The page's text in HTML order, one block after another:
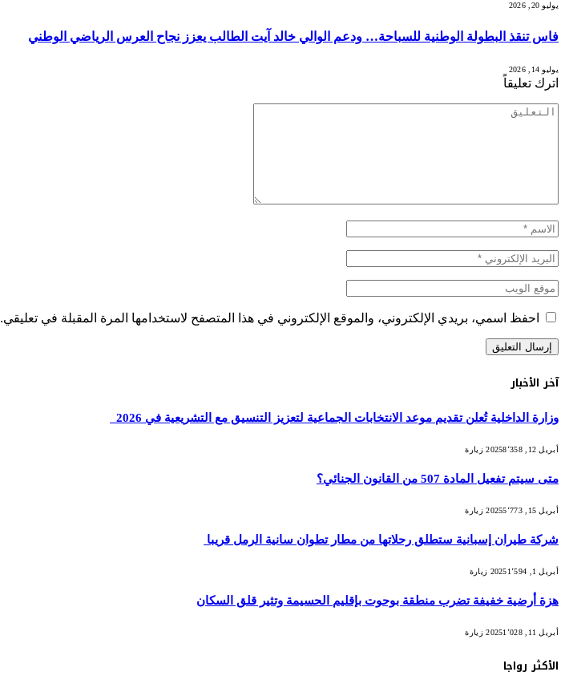
يوليو 20, 2026
فاس تنقذ البطولة الوطنية للسباحة… ودعم الوالي خالد آيت الطالب يعزز نجاح العرس الرياضي الوطني
يوليو 14, 2026
اترك تعليقاً
احفظ اسمي، بريدي الإلكتروني، والموقع الإلكتروني في هذا المتصفح لاستخدامها المرة المقبلة في تعليقي.
آخر الأخبار
وزارة الداخلية تُعلن تقديم موعد الانتخابات الجماعية لتعزيز التنسيق مع التشريعية في 2026
أبريل 12, 2025 8٬358 زيارة
متى سيتم تفعيل المادة 507 من القانون الجنائي؟
أبريل 15, 2025 5٬773 زيارة
شركة طيران إسبانية ستطلق رحلاتها من مطار تطوان سانية الرمل قريبا
أبريل 1, 2025 1٬594 زيارة
هزة أرضية خفيفة تضرب منطقة بوحوت بإقليم الحسيمة وتثير قلق السكان
أبريل 11, 2025 1٬028 زيارة
الأكثر رواجا